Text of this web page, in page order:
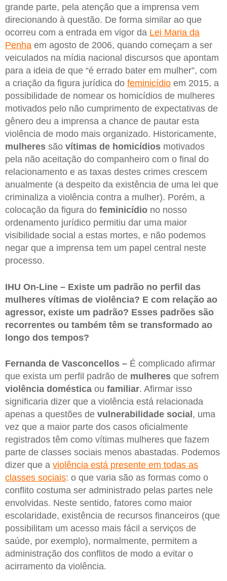
grande parte, pela atenção que a imprensa vem
direcionando à questão. De forma similar ao que
ocorreu com a entrada em vigor da Lei Maria da
Penha em agosto de 2006, quando começam a ser
veiculados na mídia nacional discursos que apontam
para a ideia de que “é errado bater em mulher”, com
a criação da figura jurídica do feminicídio em 2015, a
possibilidade de nomear os homicídios de mulheres
motivados pelo não cumprimento de expectativas de
gênero deu a imprensa a chance de pautar esta
violência de modo mais organizado. Historicamente,
mulheres são vítimas de homicídios motivados
pela não aceitação do companheiro com o final do
relacionamento e as taxas destes crimes crescem
anualmente (a despeito da existência de uma lei que
criminaliza a violência contra a mulher). Porém, a
colocação da figura do feminicídio no nosso
ordenamento jurídico permitiu dar uma maior
visibilidade social a estas mortes, e não podemos
negar que a imprensa tem um papel central neste
processo.
IHU On-Line – Existe um padrão no perfil das
mulheres vítimas de violência? E com relação ao
agressor, existe um padrão? Esses padrões são
recorrentes ou também têm se transformado ao
longo dos tempos?
Fernanda de Vasconcellos – É complicado afirmar
que exista um perfil padrão de mulheres que sofrem
violência doméstica ou familiar. Afirmar isso
significaria dizer que a violência está relacionada
apenas a questões de vulnerabilidade social , uma
vez que a maior parte dos casos oficialmente
registrados têm como vítimas mulheres que fazem
parte de classes sociais menos abastadas. Podemos
dizer que a violência está presente em todas as
classes sociais: o que varia são as formas como o
conflito costuma ser administrado pelas partes nele
envolvidas. Neste sentido, fatores como maior
escolaridade, existência de recursos financeiros (que
possibilitam um acesso mais fácil a serviços de
saúde, por exemplo), normalmente, permitem a
administração dos conflitos de modo a evitar o
acirramento da violência.